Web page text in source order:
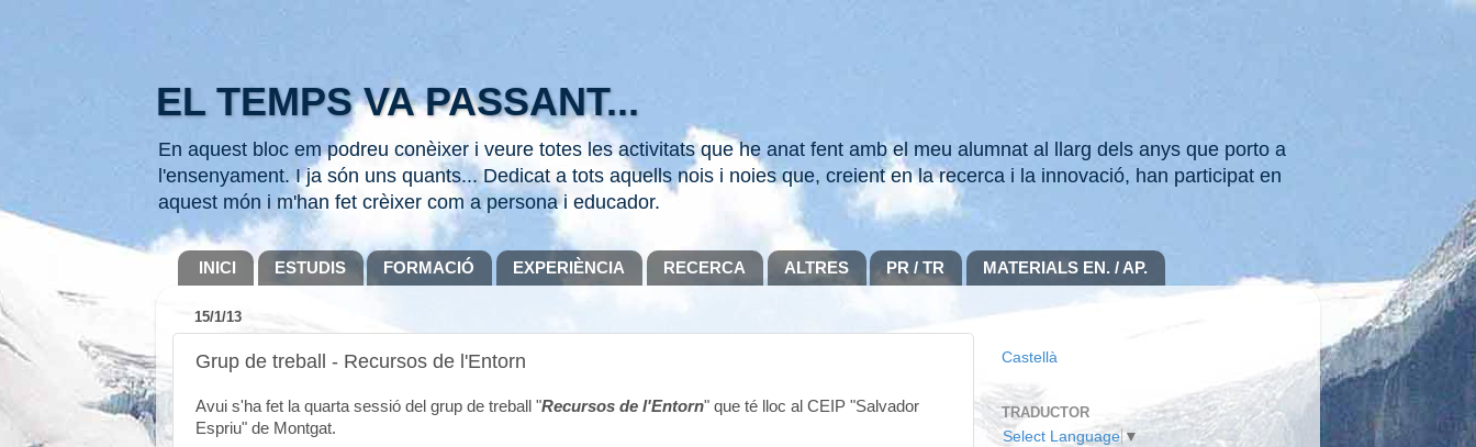
EL TEMPS VA PASSANT...
En aquest bloc em podreu conèixer i veure totes les activitats que he anat fent amb el meu alumnat al llarg dels anys que porto a
l'ensenyament. I ja són uns quants... Dedicat a tots aquells nois i noies que, creient en la recerca i la innovació, han participat en
aquest món i m'han fet crèixer com a persona i educador.
INICI ESTUDIS FORMACIÓ EXPERIÈNCIA RECERCA ALTRES PR / TR MATERIALS EN. / AP.
15/1/13
Grup de treball - Recursos de l'Entorn
Avui s'ha fet la quarta sessió del grup de treball "Recursos de l'Entorn" que té lloc al CEIP "Salvador
Espriu" de Montgat.
Castellà
TRADUCTOR
Select Language ▼